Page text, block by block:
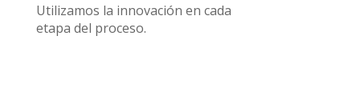
Utilizamos la innovación en cada
etapa del proceso.